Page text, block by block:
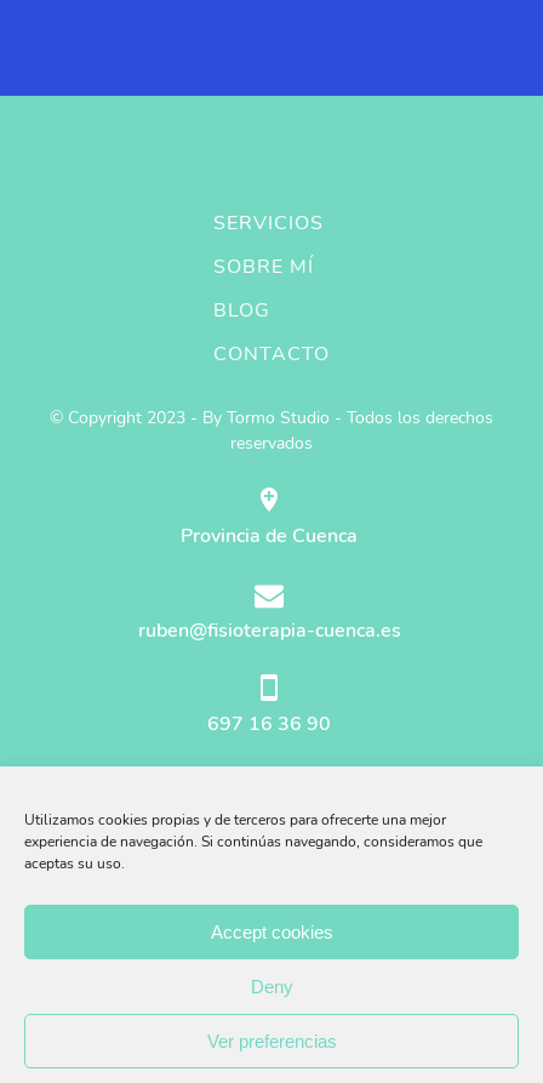
Utilizamos cookies propias y de terceros para ofrecerte una mejor
experiencia de navegación. Si continúas navegando, consideramos que
aceptas su uso.
Accept cookies
Deny
Ver preferencias
SERVICIOS
SOBRE MÍ
BLOG
CONTACTO
© Copyright 2023 - By Tormo Studio - Todos los derechos
reservados
Provincia de Cuenca
ruben@fisioterapia-cuenca.es
697 16 36 90
Aviso Legal
Política Privacidad
Política Cookies